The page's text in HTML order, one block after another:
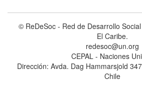
© ReDeSoc - Red de Desarrollo
El Caribe.
redesoc@un.org
CEPAL - Naciones
Dirección: Avda. Dag Hammarsjold
Chile